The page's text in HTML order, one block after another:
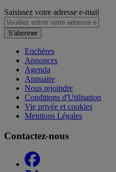
Saisissez votre adresse e-mail
S'abonner
Enchères
Annonces
Agenda
Annuaire
Nous rejoindre
Conditions d'Utilisation
Vie privée et cookies
Mentions Légales
Contactez-nous